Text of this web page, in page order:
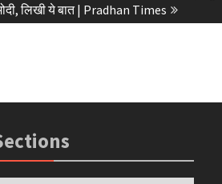
लिखी ये बात | Pradhan Times